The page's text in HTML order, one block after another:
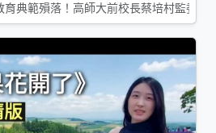
育典範殞落！高師大前校長蔡培村監委